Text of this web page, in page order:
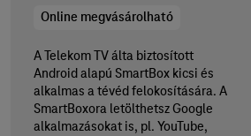
Online megvásárolható
A Telekom TV álta biztosított
Android alapú SmartBox kicsi és
alkalmas a tévéd felokosítására. A
SmartBoxora letölthetsz Google
alkalmazásokat is, pl. YouTube,